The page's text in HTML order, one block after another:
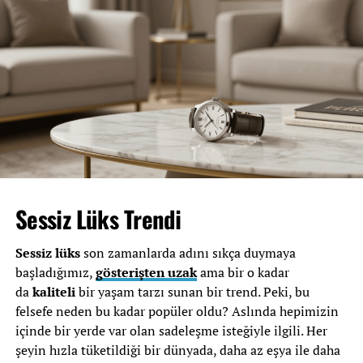
Belirli bir süre veya ömür boyu olabilir.
Hayat sigortasının temel özelliği, siz yokken bile
sevdiklerinizin yanında olmaktır. Kısacası, bu sigorta türü
geleceğe dair en büyük yatırımlardan biri olabilir.
Hayat Sigortasının Sağladığı
Avantajlar
Hayat sigortası nınsunduğu avantajlar sadece vefat
durumunda değil, aynı zamanda bazı poliçelerde ciddi
hastalıklar ya da kalıcı sakatlık gibi durumlarda da
devreye girebiliyor.
Hayat sigortasının en önemli avantajlarından biri
de
vergi avantajı
sunmasıdır. Özellikle çalışan
biriyseniz, ödenen primlerin bir kısmını gelir vergisi
Sessiz Lüks Trendi
Sessiz lüksson zamanlarda adını sıkça duymaya
başladığımız,gösterişten uzakama bir o kadar
dakalitelibir yaşam tarzı sunan bir trend. Peki, bu
felsefe neden bu kadar popüler oldu? Aslında hepimizin
içinde bir yerde var olan sadeleşme isteğiyle ilgili. Her
şeyin hızla tüketildiği bir dünyada, daha az eşya ile daha